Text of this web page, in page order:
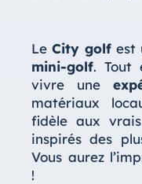
LeCity golfest
mini-golf. Tout
vivre une
matériaux
fidèle aux
inspirés des
Vous aurez
!